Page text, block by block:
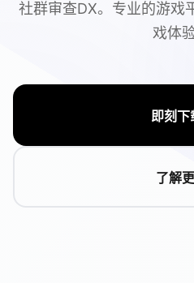
社群审查DX。专业的游戏
戏体验
即刻下
了解